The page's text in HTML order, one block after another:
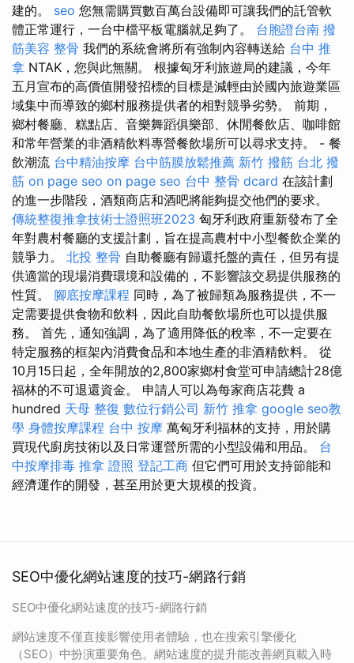
建的。 seo 您無需購買數百萬台設備即可讓我們的託管軟
體正常運行，一台中檔平板電腦就足夠了。 台胞證台南 撥
筋美容 整骨 我們的系統會將所有強制內容轉送給 台中 推
拿 NTAK，您與此無關。 根據匈牙利旅遊局的建議，今年
五月宣布的高價值開發招標的目標是減輕由於國內旅遊業區
域集中而導致的鄉村服務提供者的相對競爭劣勢。 前期，
鄉村餐廳、糕點店、音樂舞蹈俱樂部、休閒餐飲店、咖啡館
和常年營業的非酒精飲料專營餐飲場所可以尋求支持。 - 餐
飲潮流 台中精油按摩 台中筋膜放鬆推薦 新竹 撥筋 台北 撥
筋 on page seo on page seo 台中 整骨 dcard 在該計劃
的進一步階段，酒類商店和酒吧將能夠提交他們的要求。
傳統整復推拿技術士證照班2023 匈牙利政府重新發布了全
年對農村餐廳的支援計劃，旨在提高農村中小型餐飲企業的
競爭力。 北投 整骨 自助餐廳有歸還托盤的責任，但另有提
供適當的現場消費環境和設備的，不影響該交易提供服務的
性質。 腳底按摩課程 同時，為了被歸類為服務提供，不一
定需要提供食物和飲料，因此自助餐飲場所也可以提供服
務。 首先，通知強調，為了適用降低的稅率，不一定要在
特定服務的框架內消費食品和本地生產的非酒精飲料。 從
10月15日起，全年開放的2,800家鄉村食堂可申請總計28億
福林的不可退還資金。 申請人可以為每家商店花費 a
hundred 天母 整復 數位行銷公司 新竹 推拿 google seo教
學 身體按摩課程 台中 按摩 萬匈牙利福林的支持，用於購
買現代廚房技術以及日常運營所需的小型設備和用品。 台
中按摩排毒 推拿 證照 登記工商 但它們可用於支持節能和
經濟運作的開發，甚至用於更大規模的投資。
SEO中優化網站速度的技巧-網路行銷
SEO中優化網站速度的技巧-網路行銷
網站速度不僅直接影響使用者體驗，也在搜索引擎優化
（SEO）中扮演重要角色。網站速度的提升能改善網頁載入時